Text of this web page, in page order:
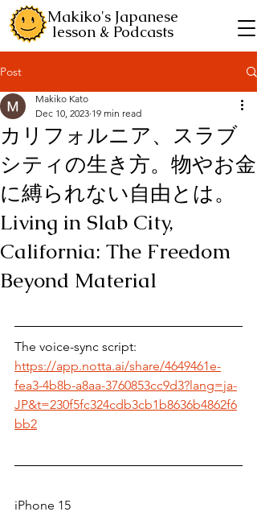
Makiko's Japanese
lesson & Podcasts
Post
カリフォルニア、スラブ
シティの生き方。物やお金
に縛られない自由とは。
Living in Slab City,
California: The Freedom
Beyond Material
Makiko Kato
Dec 10, 2023 19 min read
The voice-sync script:
https://app.notta.ai/share/4649461e-
fea3-4b8b-a8aa-3760853cc9d3?lang=ja-
JP&t=230f5fc324cdb3cb1b8636b4862f6
bb2
iPhone 15